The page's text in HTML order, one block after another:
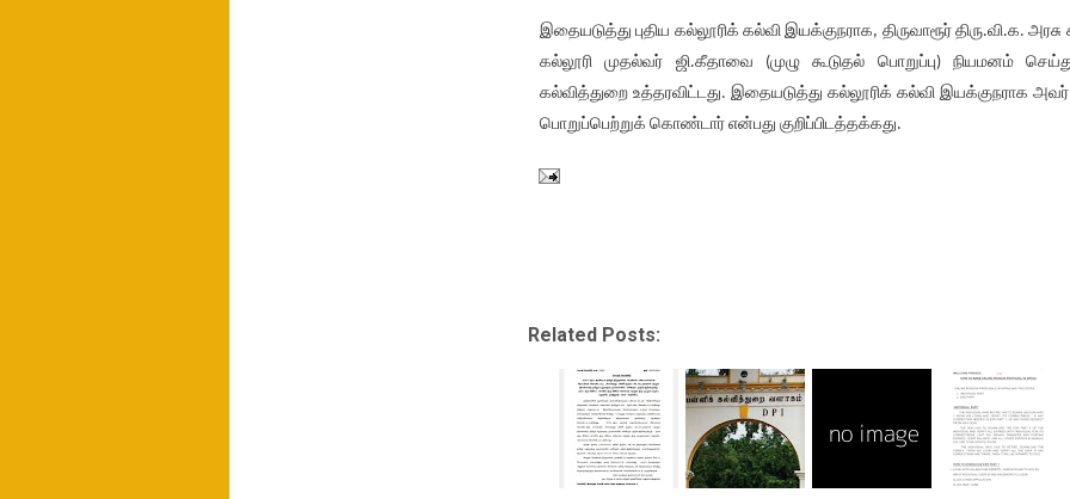
இதையடுத்து புதிய கல்லூரிக் கல்வி இயக்குநராக, திருவாரூர் திரு.வி.க. அரசு
கல்லூரி முதல்வர் ஜி.கீதாவை (முழு கூடுதல் பொறுப்பு) நியமனம்
கல்வித்துறை உத்தரவிட்டது. இதையடுத்து கல்லூரிக் கல்வி இயக்குநராக அவர்
பொறுப்பெற்றுக் கொண்டார் என்பது குறிப்பிடத்தக்கது.
Related Posts: